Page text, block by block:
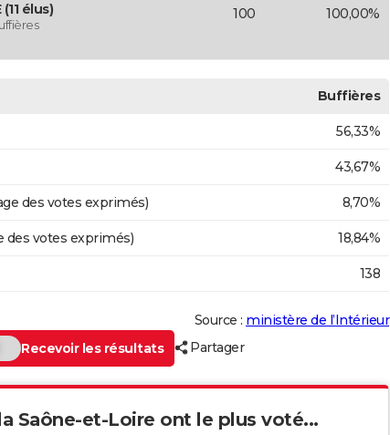
élus) 100 100,00%
Buffières
56,33%
43,67%
des votes exprimés) 8,70%
des votes exprimés) 18,84%
138
Source : ministère de l’Intérieur
Recevoir les résultats
Partager
Saône-et-Loire ont le plus voté...